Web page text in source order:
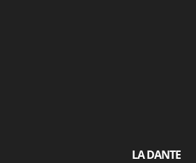
LA DANTE